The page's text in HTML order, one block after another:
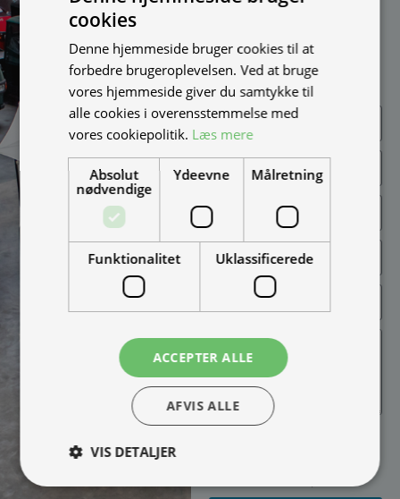
bliv kontaktet til en snak
om muligheder, priser
mm.
cookies
Denne hjemmeside bruger cookies til at
forbedre brugeroplevelsen. Ved at bruge
vores hjemmeside giver du samtykke til
alle cookies i overensstemmelse med
vores cookiepolitik. Læs mere
Absolut
nødvendige
Ydeevne Målretning
Funktionalitet Uklassificerede
ACCEPTER ALLE
AFVIS ALLE
VIS DETALJER